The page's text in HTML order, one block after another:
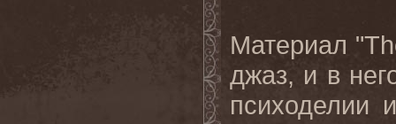
Материал "
джаз, и в
психоделии